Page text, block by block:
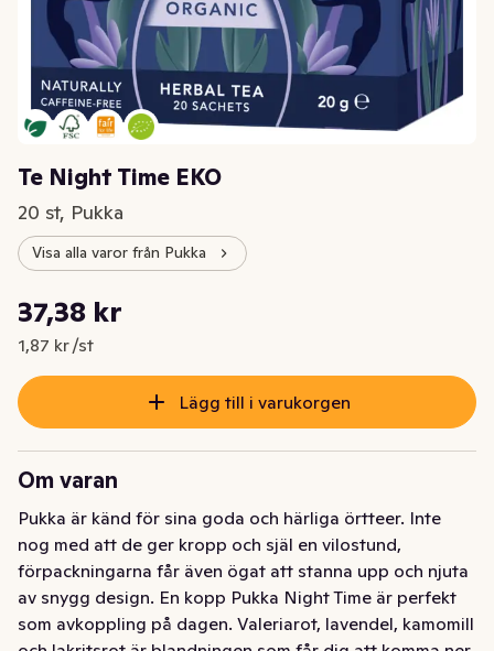
Te Night Time EKO
20 st, Pukka
Visa alla varor från Pukka
Nuvarande pris är: 37,38 kr
37,38 kr
1,87 kr /st
Styckpris: 1,87 kr /st
Lägg till i varukorgen
Om varan
Pukka är känd för sina goda och härliga örtteer. Inte
nog med att de ger kropp och själ en vilostund,
förpackningarna får även ögat att stanna upp och njuta
av snygg design. En kopp Pukka Night Time är perfekt
som avkoppling på dagen. Valeriarot, lavendel, kamomill